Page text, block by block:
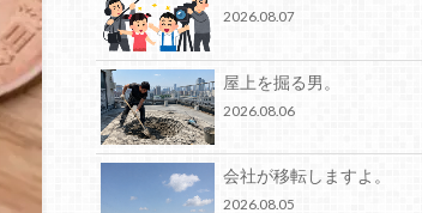
2026.08.07
屋上を掘る男。
2026.08.06
会社が移転しますよ。
2026.08.05